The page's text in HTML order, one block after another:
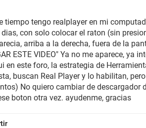
tiempo tengo realplayer en mi
con solo colocar el raton (sin
arriba a la derecha, fuera de la
ESTE VIDEO" Ya no me aparece, ya
en este foro, la estrategia de
buscan Real Player y lo habilitan,
No quiero cambiar de descargador
boton otra vez. ayudenme, gracias